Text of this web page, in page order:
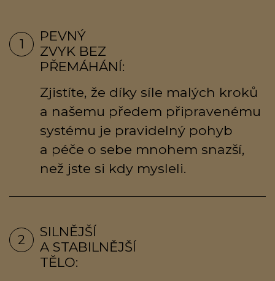
1
PEVNÝ
ZVYK BEZ
PŘEMÁHÁNÍ:
Zjistíte, že díky síle malých kroků
a našemu předem připravenému
systému je pravidelný pohyb
a péče o sebe mnohem snazší,
než jste si kdy mysleli.
2
SILNĚJŠÍ
A STABILNĚJŠÍ
TĚLO: